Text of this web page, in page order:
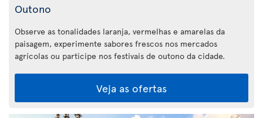
Outono
Observe as tonalidades laranja, vermelhas e amarelas da
paisagem, experimente sabores frescos nos mercados
agrícolas ou participe nos festivais de outono da cidade.
Veja as ofertas